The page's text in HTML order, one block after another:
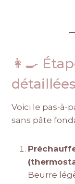
👩‍🍳
détaillées
Voici le pas-à-
sans pâte
Beurre